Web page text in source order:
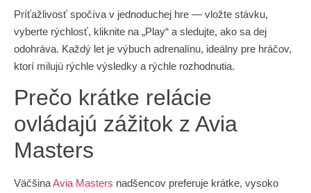
Príťažlivosť spočíva v jednoduchej hre — vložte stávku,
vyberte rýchlosť, kliknite na „Play“ a sledujte, ako sa dej
odohráva. Každý let je výbuch adrenalínu, ideálny pre hráčov,
ktorí milujú rýchle výsledky a rýchle rozhodnutia.
Prečo krátke relácie
ovládajú zážitok z Avia
Masters
VäčšinaAvia Masters nadšencov preferuje krátke, vysoko